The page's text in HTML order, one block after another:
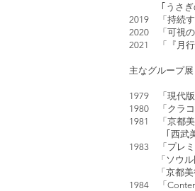
｢うさぎの
2019 「持続す
2020 「可視の
2021 「『月行
主なグループ展
1979 「現代版
1980 「クラコ
1981 「京都美
｢西武美術
1983 「プレミ
「ソウル国
「京都美術
1984 「